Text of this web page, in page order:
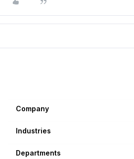
Company
Industries
Departments